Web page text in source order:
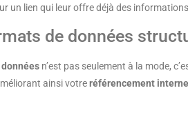
un lien qui leur offre déjà des
de données
données n’est pas seulement à la mode,
ainsi votreréférencement